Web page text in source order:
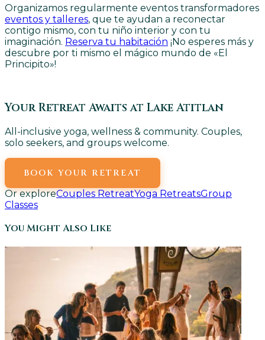
Organizamos regularmente eventos transformadores
eventos y talleres, que te ayudan a reconectar
contigo mismo, con tu niño interior y con tu
imaginación. Reserva tu habitación ¡No esperes más y
descubre por ti mismo el mágico mundo de «El
Principito»!
Your Retreat Awaits at Lake Atitlan
All-inclusive yoga, wellness & community. Couples,
solo seekers, and groups welcome.
BOOK YOUR RETREAT
Or exploreCouples RetreatYoga RetreatsGroup
Classes
You Might Also Like